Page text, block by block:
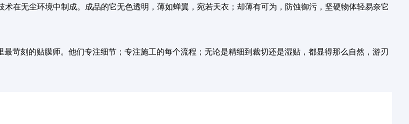
术在无尘环境中制成。成品的它无色透明，薄如蝉翼，宛若天衣；却薄有可为，防蚀御污，坚硬物体轻易奈它
苛刻的贴膜师。他们专注细节；专注施工的每个流程；无论是精细到裁切还是湿贴，都显得那么自然，游刃